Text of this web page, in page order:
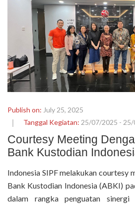
Publish on: July 25, 2025
Tanggal Kegiatan: 25/07/2025 -
Courtesy Meeting
Bank Kustodian
Indonesia SIPF melakukan courtesy
Bank Kustodian Indonesia (ABKI)
dalam rangka penguatan